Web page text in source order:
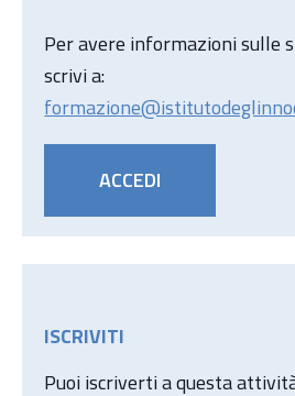
Per avere informazioni sulle
scrivi a:
ACCEDI
ISCRIVITI
Puoi iscriverti a questa